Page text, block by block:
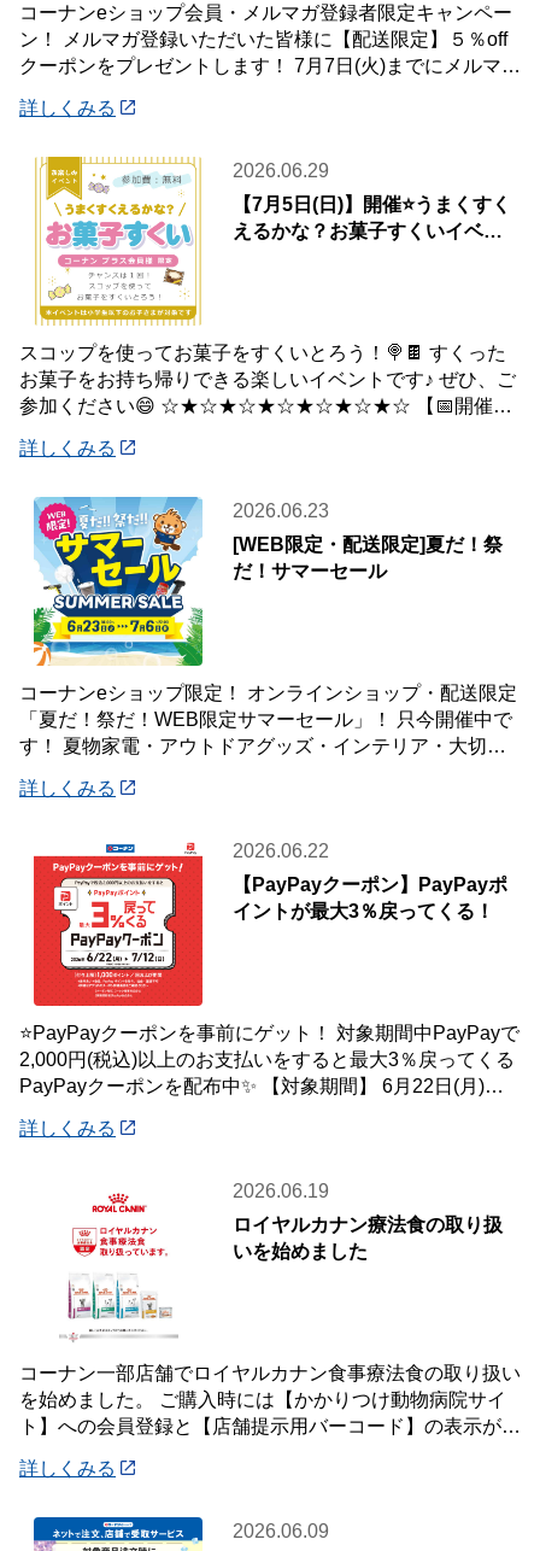
コーナンeショップ会員・メルマガ登録者限定キャンペー
ン！ メルマガ登録いただいた皆様に【配送限定】５％off
クーポンをプレゼントします！ 7月7日(火)までにメルマガ
詳しくみる
2026.06.29
【7月5日(日)】開催⭐️うまくすく
えるかな？お菓子すくいイベン
スコップを使ってお菓子をすくいとろう！🍭🍫 すくった
お菓子をお持ち帰りできる楽しいイベントです♪ ぜひ、ご
参加ください😄 ☆★☆★☆★☆★☆★☆★☆ 【📅開催日
詳しくみる
2026.06.23
[WEB限定・配送限定]夏だ！祭
だ！サマーセール
コーナンeショップ限定！ オンラインショップ・配送限定
「夏だ！祭だ！WEB限定サマーセール」！ 只今開催中で
す！ 夏物家電・アウトドアグッズ・インテリア・大切な
詳しくみる
2026.06.22
【PayPayクーポン】PayPayポ
イントが最大3％戻ってくる！
⭐PayPayクーポンを事前にゲット！ 対象期間中PayPayで
2,000円(税込)以上のお支払いをすると最大3％戻ってくる
PayPayクーポンを配布中✨ 【対象期間】 6月22日(月)～7
詳しくみる
2026.06.19
ロイヤルカナン療法食の取り扱
いを始めました
コーナン一部店舗でロイヤルカナン食事療法食の取り扱い
を始めました。 ご購入時には【かかりつけ動物病院サイ
ト】への会員登録と【店舗提示用バーコード】の表示が必
詳しくみる
2026.06.09